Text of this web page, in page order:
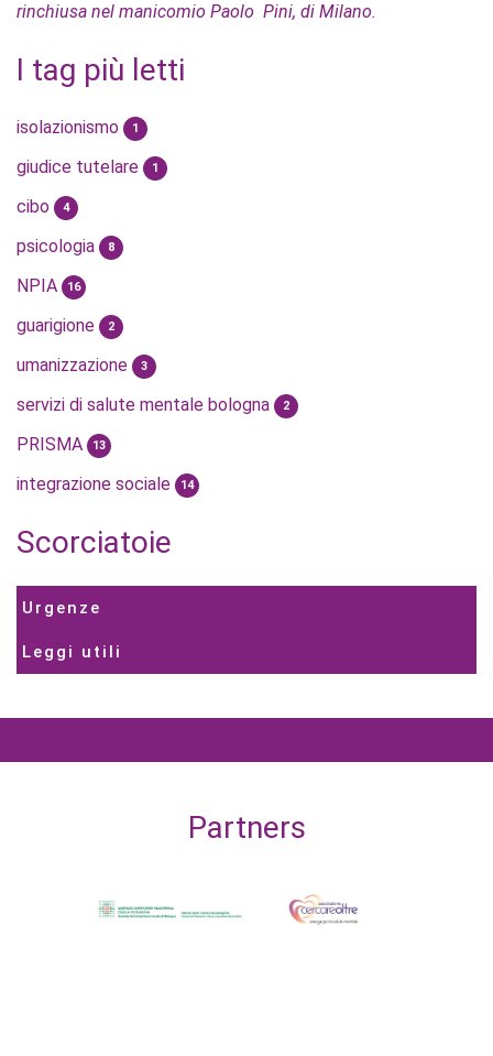
rinchiusa nel manicomio Paolo Pini, di Milano.
I tag più letti
isolazionismo 1
giudice tutelare 1
cibo 4
psicologia 8
NPIA 16
guarigione 2
umanizzazione 3
servizi di salute mentale bologna 2
PRISMA 13
integrazione sociale 14
Scorciatoie
Urgenze
Leggi utili
Partners